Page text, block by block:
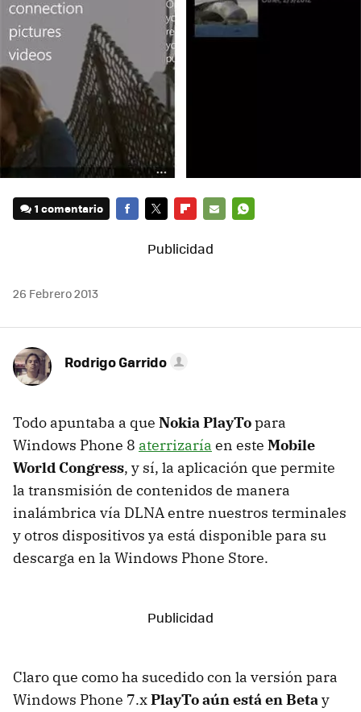
1 comentario
MAIL
26 Febrero 2013
Rodrigo Garrido
Todo apuntaba a que Nokia PlayTopara
Windows Phone 8 aterrizaría en este Mobile
World Congress, y sí, la aplicación que permite
la transmisión de contenidos de manera
inalámbrica vía DLNA entre nuestros terminales
y otros dispositivos ya está disponible para su
descarga en la Windows Phone Store.
Claro que como ha sucedido con la versión para
Windows Phone 7.xPlayTo aún está en Betay